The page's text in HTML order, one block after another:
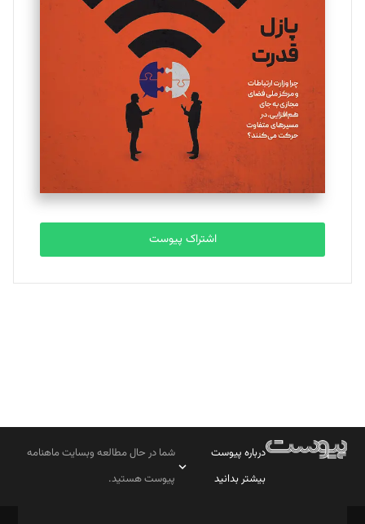
یسنا امان‌پور
تحریریه
ملینا جعفری
تحریریه
مصطفی مسجدی آرانی
تحریریه
بابک نقاش
تحریریه
اشتراک پیوست
درباره پیوست
بیشتر بدانید
شما در حال مطالعه وبسایت ماهنامه
پیوست هستید.